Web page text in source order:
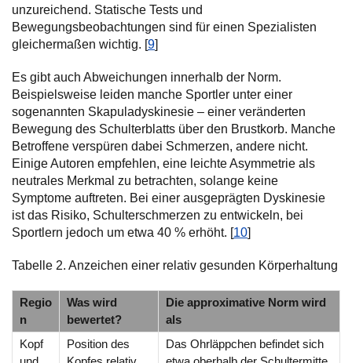
unzureichend. Statische Tests und
Bewegungsbeobachtungen sind für einen Spezialisten
gleichermaßen wichtig. [9]
Es gibt auch Abweichungen innerhalb der Norm.
Beispielsweise leiden manche Sportler unter einer
sogenannten Skapuladyskinesie – einer veränderten
Bewegung des Schulterblatts über den Brustkorb. Manche
Betroffene verspüren dabei Schmerzen, andere nicht.
Einige Autoren empfehlen, eine leichte Asymmetrie als
neutrales Merkmal zu betrachten, solange keine
Symptome auftreten. Bei einer ausgeprägten Dyskinesie
ist das Risiko, Schulterschmerzen zu entwickeln, bei
Sportlern jedoch um etwa 40 % erhöht. [10]
Tabelle 2. Anzeichen einer relativ gesunden Körperhaltung
Regio
n
Was wird
bewertet?
Die approximative Norm wird
als
Kopf
Position des
Das Ohrläppchen befindet sich